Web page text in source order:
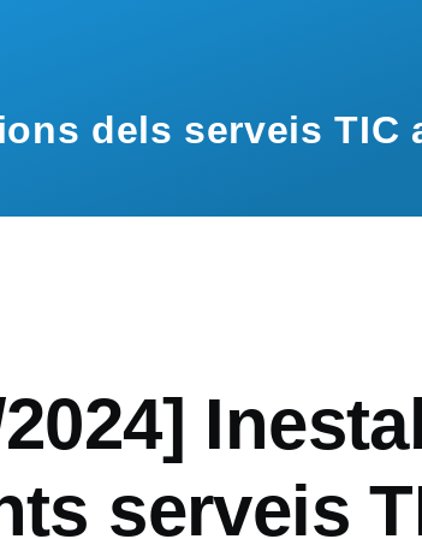
dels serveis TIC
serveis